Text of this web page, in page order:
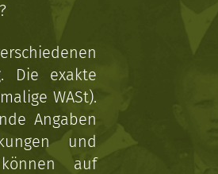
Die exakte
WASt).
Angaben
und
können auf